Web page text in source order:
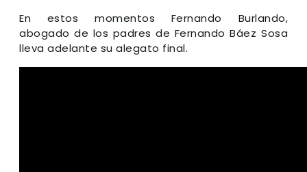
En estos momentos Fernando Burlando,
abogado de los padres de Fernando Báez Sosa
lleva adelante su alegato final.